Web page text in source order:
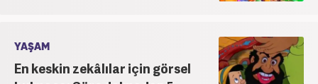
YAŞAM
En keskin zekâlılar için görsel